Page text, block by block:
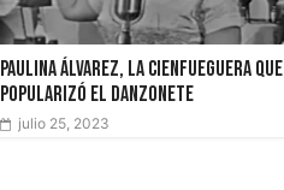
Paulina Álvarez, la cienfueguera que
popularizó el danzonete
julio 25, 2023